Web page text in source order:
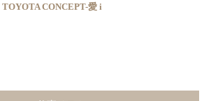
TOYOTA CONCEPT-愛 i